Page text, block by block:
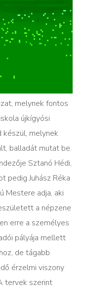
melynek fontos
újkígyósi
készül, melynek
balladát mutat be.
Sztanó Hédi,
pedig Juhász Réka
Mestere adja, aki
a népzene
erre a személyes
pályája mellett
de tágabb
érzelmi viszony
tervek szerint